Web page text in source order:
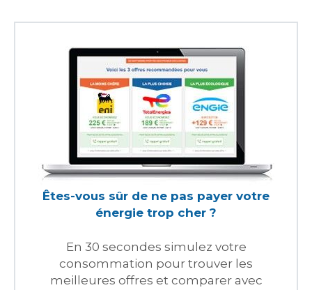
Êtes-vous sûr de ne pas payer votre
énergie trop cher ?
En 30 secondes simulez votre
consommation pour trouver les
meilleures offres et comparer avec